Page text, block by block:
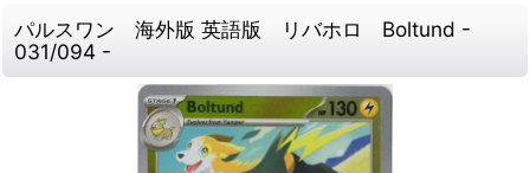
パルスワン 海外版 英語版 リバホロ Boltund -
031/094 -